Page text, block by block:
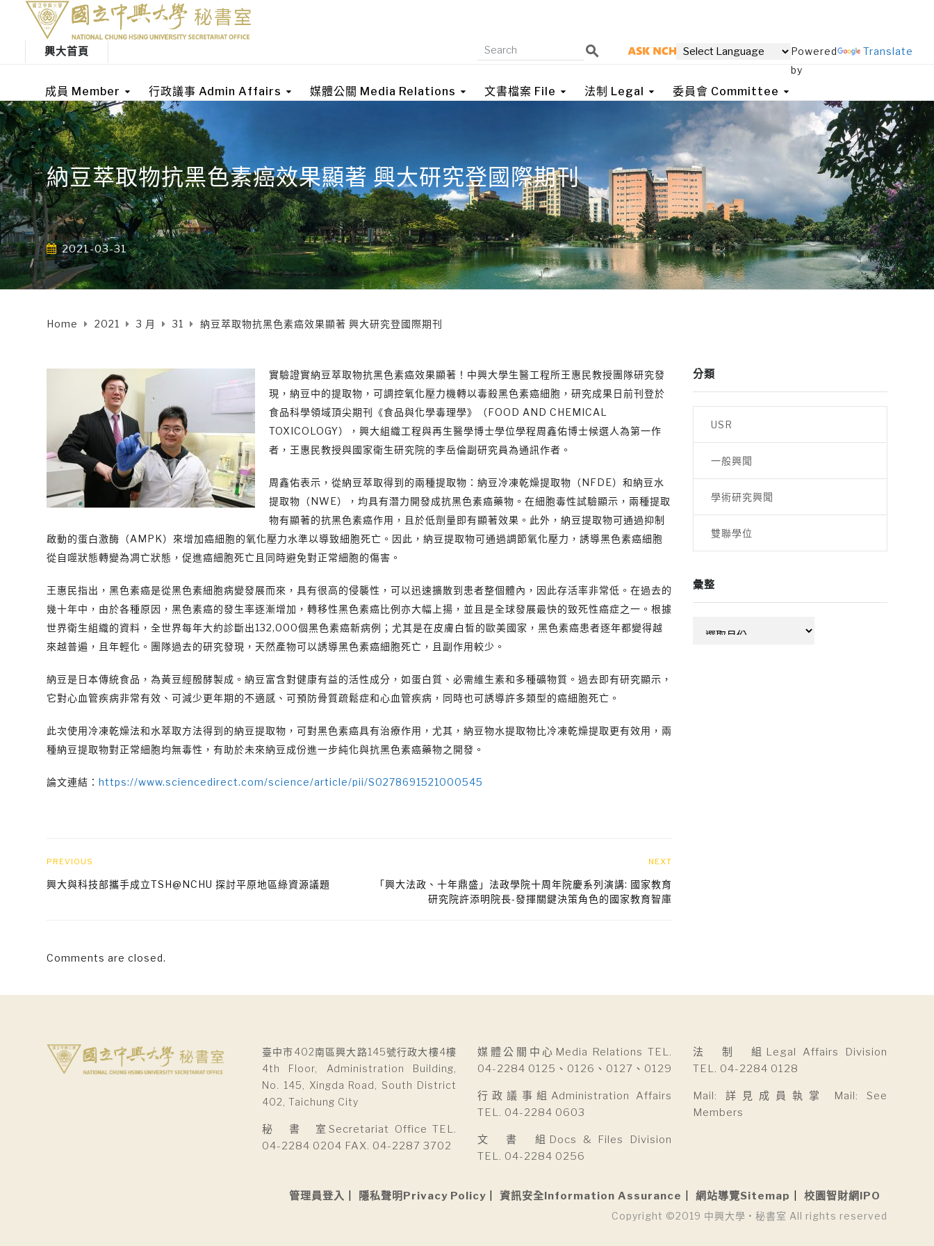
興大首頁
Powered
by
Translate
成員 Member 行政議事 Admin Affairs 媒體公關 Media Relations 文書檔案 File 法制 Legal 委員會 Committee
納豆萃取物抗黑色素癌效果顯著 興大研究登國際期刊
2021-03-31
Home 2021 3 月 31 納豆萃取物抗黑色素癌效果顯著 興大研究登國際期刊
實驗證實納豆萃取物抗黑色素癌效果顯著！中興大學生醫工程所王惠民教授團隊研究發
現，納豆中的提取物，可調控氧化壓力機轉以毒殺黑色素癌細胞，研究成果日前刊登於
食品科學領域頂尖期刊《食品與化學毒理學》（FOOD AND CHEMICAL
TOXICOLOGY），興大組織工程與再生醫學博士學位學程周鑫佑博士候選人為第一作
者，王惠民教授與國家衛生研究院的李岳倫副研究員為通訊作者。
周鑫佑表示，從納豆萃取得到的兩種提取物：納豆冷凍乾燥提取物（NFDE）和納豆水
提取物（NWE），均具有潛力開發成抗黑色素癌藥物。在細胞毒性試驗顯示，兩種提取
物有顯著的抗黑色素癌作用，且於低劑量即有顯著效果。此外，納豆提取物可通過抑制
啟動的蛋白激酶（AMPK）來增加癌細胞的氧化壓力水準以導致細胞死亡。因此，納豆提取物可通過調節氧化壓力，誘導黑色素癌細胞
從自噬狀態轉變為凋亡狀態，促進癌細胞死亡且同時避免對正常細胞的傷害。
王惠民指出，黑色素癌是從黑色素細胞病變發展而來，具有很高的侵襲性，可以迅速擴散到患者整個體內，因此存活率非常低。在過去的
幾十年中，由於各種原因，黑色素癌的發生率逐漸增加，轉移性黑色素癌比例亦大幅上揚，並且是全球發展最快的致死性癌症之一。根據
世界衛生組織的資料，全世界每年大約診斷出132,000個黑色素癌新病例；尤其是在皮膚白皙的歐美國家，黑色素癌患者逐年都變得越
來越普遍，且年輕化。團隊過去的研究發現，天然產物可以誘導黑色素癌細胞死亡，且副作用較少。
納豆是日本傳統食品，為黃豆經醱酵製成。納豆富含對健康有益的活性成分，如蛋白質、必需維生素和多種礦物質。過去即有研究顯示，
它對心血管疾病非常有效、可減少更年期的不適感、可預防骨質疏鬆症和心血管疾病，同時也可誘導許多類型的癌細胞死亡。
此次使用冷凍乾燥法和水萃取方法得到的納豆提取物，可對黑色素癌具有治療作用，尤其，納豆物水提取物比冷凍乾燥提取更有效用，兩
種納豆提取物對正常細胞均無毒性，有助於未來納豆成份進一步純化與抗黑色素癌藥物之開發。
論文連結： https://www.sciencedirect.com/science/article/pii/S0278691521000545
PREVIOUS
興大與科技部攜手成立TSH@NCHU 探討平原地區綠資源議題
NEXT
「興大法政、十年鼎盛」法政學院十周年院慶系列演講: 國家教育
研究院許添明院長-發揮關鍵決策角色的國家教育智庫
Comments are closed.
分類
USR
一般興聞
學術研究興聞
雙聯學位
彙整
臺中市402南區興大路145號行政大樓4樓
4th Floor, Administration Building,
No. 145, Xingda Road, South District
402, Taichung City
秘 書 室Secretariat Office TEL.
04-2284 0204 FAX. 04-2287 3702
媒體公關中心Media Relations TEL.
04-2284 0125、0126、0127、0129
行政議事組Administration Affairs
TEL. 04-2284 0603
文 書 組Docs & Files Division
TEL. 04-2284 0256
法 制 組Legal Affairs Division
TEL. 04-2284 0128
Mail: 詳見成員執掌 Mail: See
Members
管理員登入 隱私聲明Privacy Policy 資訊安全Information Assurance 網站導覽Sitemap 校園智財網IPO
Copyright ©2019 中興大學 • 秘書室 All rights reserved